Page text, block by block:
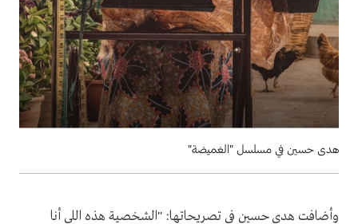
هدى حسين في مسلسل "الغميضة"
وأضافت هدى حسين في تصريحاتها: "الشخصية هذه اللي أنا